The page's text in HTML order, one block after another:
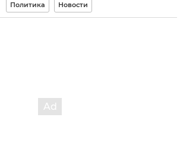
Политика Новости